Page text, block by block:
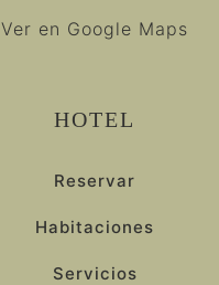
Ver en Google Maps
HOTEL
Reservar
Habitaciones
Servicios